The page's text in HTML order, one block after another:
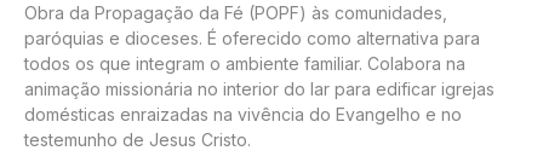
Obra da Propagação da Fé (POPF) às comunidades,
paróquias e dioceses. É oferecido como alternativa para
todos os que integram o ambiente familiar. Colabora na
animação missionária no interior do lar para edificar igrejas
domésticas enraizadas na vivência do Evangelho e no
testemunho de Jesus Cristo.